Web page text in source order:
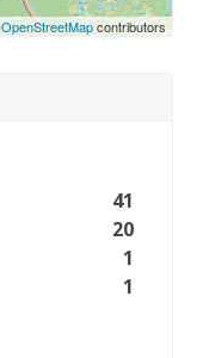
OpenStreetMapcontributors
41
20
1
1